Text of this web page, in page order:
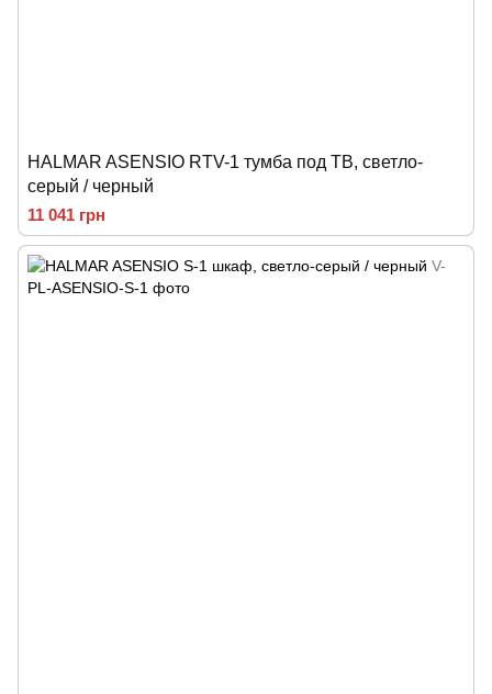
HALMAR ASENSIO RTV-1 тумба под ТВ, светло-
серый / черный
11 041 грн